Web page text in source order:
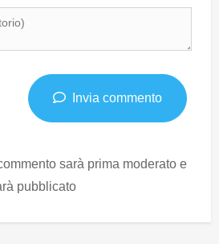
Invia commento
sarà prima moderato e
pubblicato